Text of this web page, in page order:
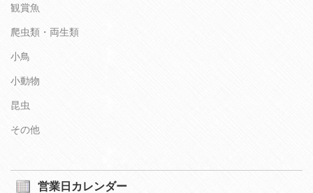
観賞魚
爬虫類・両生類
小鳥
小動物
昆虫
その他
営業日カレンダー